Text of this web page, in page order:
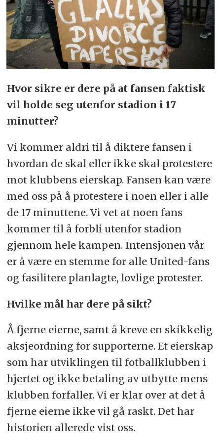
Hvor sikre er dere på at fansen faktisk
vil holde seg utenfor stadion i 17
minutter?
Vi kommer aldri til å diktere fansen i
hvordan de skal eller ikke skal protestere
mot klubbens eierskap. Fansen kan være
med oss på å protestere i noen eller i alle
de 17 minuttene. Vi vet at noen fans
kommer til å forbli utenfor stadion
gjennom hele kampen. Intensjonen vår
er å være en stemme for alle United-fans
og fasilitere planlagte, lovlige protester.
Hvilke mål har dere på sikt?
Å fjerne eierne, samt å kreve en skikkelig
aksjeordning for supporterne. Et eierskap
som har utviklingen til fotballklubben i
hjertet og ikke betaling av utbytte mens
klubben forfaller. Vi er klar over at det å
fjerne eierne ikke vil gå raskt. Det har
historien allerede vist oss.